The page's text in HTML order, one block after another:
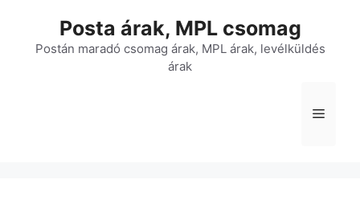
tartalomba
Posta árak, MPL csomag
Postán maradó csomag árak, MPL árak, levélküldés
árak
Menü